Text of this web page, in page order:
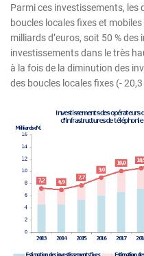
Parmi ces investissements, les
boucles locales fixes et
milliards d’euros, soit 50 %
investissements dans le très
à la fois de la diminution des
des boucles locales fixes (-